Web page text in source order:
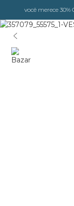
você merece